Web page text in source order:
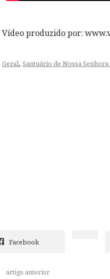
Vídeo produzido por:
Geral, Santuário de Nossa
Facebook
artigo anterior